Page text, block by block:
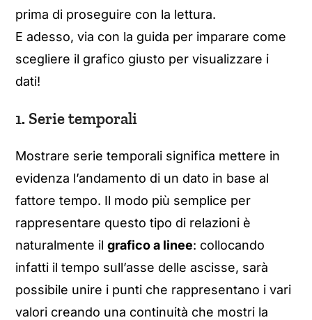
prima di proseguire con la lettura.
E adesso, via con la guida per imparare come
scegliere il grafico giusto per visualizzare i
dati!
1. Serie temporali
Mostrare serie temporali significa mettere in
evidenza l’andamento di un dato in base al
fattore tempo. Il modo più semplice per
rappresentare questo tipo di relazioni è
naturalmente ilgrafico a linee: collocando
infatti il tempo sull’asse delle ascisse, sarà
possibile unire i punti che rappresentano i vari
valori creando una continuità che mostri la